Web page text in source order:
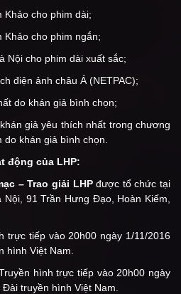
Khảo cho phim dài;
Khảo cho phim ngắn;
Nội cho phim dài xuất sắc;
điện ảnh châu Á (NETPAC);
do khán giả bình chọn;
giả yêu thích nhất trong chương
khán giả bình chọn.
động của LHP:
– Trao giải LHPđược tổ chức tại
91 Trần Hưng Đạo, Hoàn Kiếm,
trực tiếp vào 20h00 ngày 1/11/2016
hình Việt Nam.
hình trực tiếp vào 20h00 ngày
truyền hình Việt Nam.